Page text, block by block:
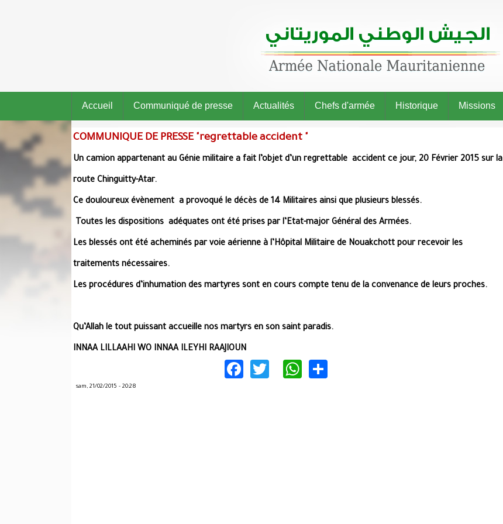
Accueil Communiqué de presse Actualités Chefs d'armée Historique Missions
COMMUNIQUE DE PRESSE "regrettable accident "
Un camion appartenant au Génie militaire a fait l’objet d’un regrettable accident ce jour, 20 Février 2015 sur la
route Chinguitty-Atar.
Ce douloureux évènement a provoqué le décès de 14 Militaires ainsi que plusieurs blessés.
Toutes les dispositions adéquates ont été prises par l’Etat-major Général des Armées.
Les blessés ont été acheminés par voie aérienne à l’Hôpital Militaire de Nouakchott pour recevoir les
traitements nécessaires.
Les procédures d’inhumation des martyres sont en cours compte tenu de la convenance de leurs proches.
Qu’Allah le tout puissant accueille nos martyrs en son saint paradis.
INNAA LILLAAHI WO INNAA ILEYHI RAAJIOUN
Facebook
TwitterWhatsApp
sam, 21/02/2015 - 20:28